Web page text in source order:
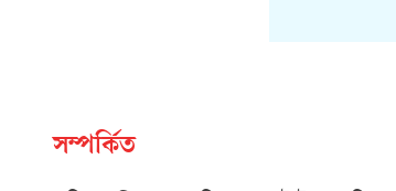
সম্পর্কিত